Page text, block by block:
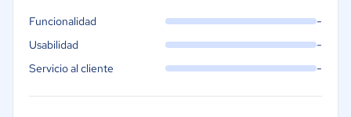
Funcionalidad -
Usabilidad -
Servicio al cliente -